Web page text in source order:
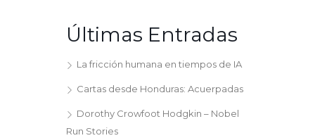
Últimas Entradas
La fricción humana en tiempos de IA
Cartas desde Honduras: Acuerpadas
Dorothy Crowfoot Hodgkin – Nobel
Run Stories